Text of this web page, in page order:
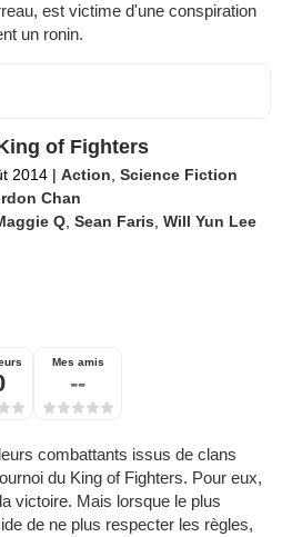
est victime d'une conspiration
un ronin.
of Fighters
2014 | Action,Science Fiction
Chan
Q,Sean Faris,Will Yun Lee
Mes amis
--
combattants issus de clans
du King of Fighters. Pour eux,
victoire. Mais lorsque le plus
de ne plus respecter les règles,